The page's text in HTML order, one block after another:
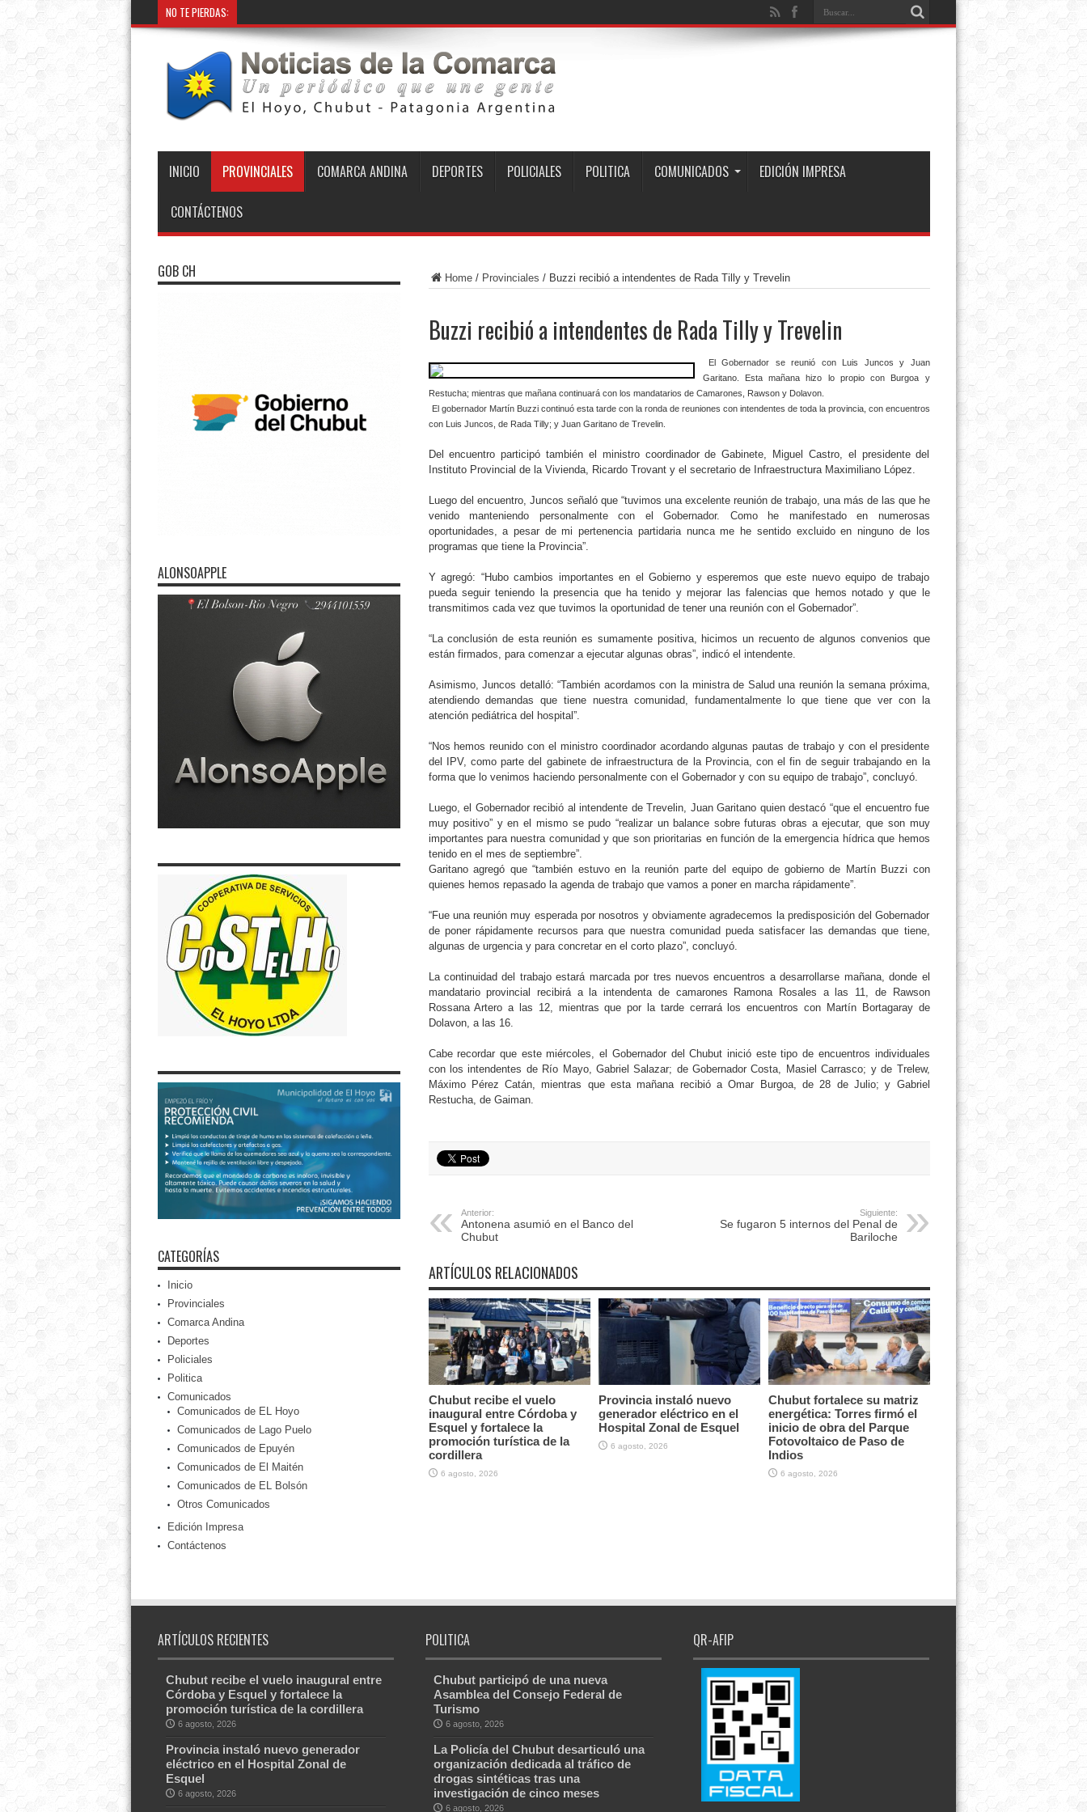
NO TE PIERDAS:
INICIO PROVINCIALES COMARCA ANDINA DEPORTES POLICIALES POLITICA COMUNICADOS EDICIÓN IMPRESA
CONTÁCTENOS
Home/ Provinciales / Buzzi recibió a intendentes de Rada Tilly y Trevelin
Buzzi recibió a intendentes de Rada Tilly y Trevelin
El Gobernador se reunió con Luis Juncos y Juan
Garitano. Esta mañana hizo lo propio con Burgoa y
Restucha; mientras que mañana continuará con los mandatarios de Camarones, Rawson y Dolavon.
El gobernador Martín Buzzi continuó esta tarde con la ronda de reuniones con intendentes de toda la provincia, con encuentros
con Luis Juncos, de Rada Tilly; y Juan Garitano de Trevelin.
Del encuentro participó también el ministro coordinador de Gabinete, Miguel Castro, el presidente del
Instituto Provincial de la Vivienda, Ricardo Trovant y el secretario de Infraestructura Maximiliano López.
Luego del encuentro, Juncos señaló que “tuvimos una excelente reunión de trabajo, una más de las que he
venido manteniendo personalmente con el Gobernador. Como he manifestado en numerosas
oportunidades, a pesar de mi pertenencia partidaria nunca me he sentido excluido en ninguno de los
programas que tiene la Provincia”.
Y agregó: “Hubo cambios importantes en el Gobierno y esperemos que este nuevo equipo de trabajo
pueda seguir teniendo la presencia que ha tenido y mejorar las falencias que hemos notado y que le
transmitimos cada vez que tuvimos la oportunidad de tener una reunión con el Gobernador”.
“La conclusión de esta reunión es sumamente positiva, hicimos un recuento de algunos convenios que
están firmados, para comenzar a ejecutar algunas obras”, indicó el intendente.
Asimismo, Juncos detalló: “También acordamos con la ministra de Salud una reunión la semana próxima,
atendiendo demandas que tiene nuestra comunidad, fundamentalmente lo que tiene que ver con la
atención pediátrica del hospital”.
“Nos hemos reunido con el ministro coordinador acordando algunas pautas de trabajo y con el presidente
del IPV, como parte del gabinete de infraestructura de la Provincia, con el fin de seguir trabajando en la
forma que lo venimos haciendo personalmente con el Gobernador y con su equipo de trabajo”, concluyó.
Luego, el Gobernador recibió al intendente de Trevelin, Juan Garitano quien destacó “que el encuentro fue
muy positivo” y en el mismo se pudo “realizar un balance sobre futuras obras a ejecutar, que son muy
importantes para nuestra comunidad y que son prioritarias en función de la emergencia hídrica que hemos
tenido en el mes de septiembre”.
Garitano agregó que “también estuvo en la reunión parte del equipo de gobierno de Martín Buzzi con
quienes hemos repasado la agenda de trabajo que vamos a poner en marcha rápidamente”.
“Fue una reunión muy esperada por nosotros y obviamente agradecemos la predisposición del Gobernador
de poner rápidamente recursos para que nuestra comunidad pueda satisfacer las demandas que tiene,
algunas de urgencia y para concretar en el corto plazo”, concluyó.
La continuidad del trabajo estará marcada por tres nuevos encuentros a desarrollarse mañana, donde el
mandatario provincial recibirá a la intendenta de camarones Ramona Rosales a las 11, de Rawson
Rossana Artero a las 12, mientras que por la tarde cerrará los encuentros con Martín Bortagaray de
Dolavon, a las 16.
Cabe recordar que este miércoles, el Gobernador del Chubut inició este tipo de encuentros individuales
con los intendentes de Río Mayo, Gabriel Salazar; de Gobernador Costa, Masiel Carrasco; y de Trelew,
Máximo Pérez Catán, mientras que esta mañana recibió a Omar Burgoa, de 28 de Julio; y Gabriel
Restucha, de Gaiman.
Anterior:
Antonena asumió en el Banco del
Chubut
Siguiente:
Se fugaron 5 internos del Penal de
Bariloche
ARTÍCULOS RELACIONADOS
Chubut recibe el vuelo
inaugural entre Córdoba y
Esquel y fortalece la
promoción turística de la
cordillera
6 agosto, 2026
Provincia instaló nuevo
generador eléctrico en el
Hospital Zonal de Esquel
6 agosto, 2026
Chubut fortalece su matriz
energética: Torres firmó el
inicio de obra del Parque
Fotovoltaico de Paso de
Indios
6 agosto, 2026
GOB CH
ALONSOAPPLE
CATEGORÍAS
Inicio
Provinciales
Comarca Andina
Deportes
Policiales
Politica
Comunicados
Comunicados de EL Hoyo
Comunicados de Lago Puelo
Comunicados de Epuyén
Comunicados de El Maitén
Comunicados de EL Bolsón
Otros Comunicados
Edición Impresa
Contáctenos
ARTÍCULOS RECIENTES
Chubut recibe el vuelo inaugural entre
Córdoba y Esquel y fortalece la
promoción turística de la cordillera
6 agosto, 2026
Provincia instaló nuevo generador
eléctrico en el Hospital Zonal de
Esquel
6 agosto, 2026
POLITICA
Chubut participó de una nueva
Asamblea del Consejo Federal de
Turismo
6 agosto, 2026
La Policía del Chubut desarticuló una
organización dedicada al tráfico de
drogas sintéticas tras una
investigación de cinco meses
6 agosto, 2026
QR-AFIP